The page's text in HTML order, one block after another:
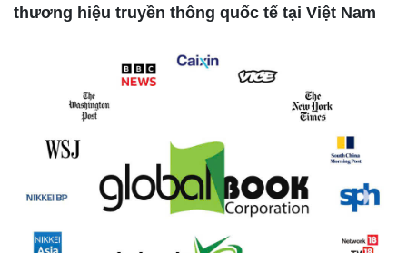
thương hiệu truyền thông quốc tế tại Việt Nam